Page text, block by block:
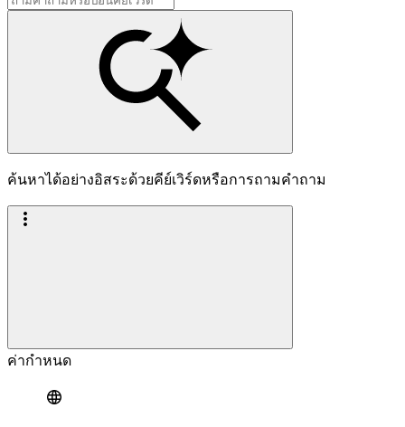
ค้นหาได้อย่างอิสระด้วยคีย์เวิร์ดหรือการถามคำถาม
ค่ากำหนด